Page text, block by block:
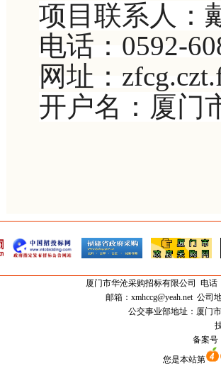
项目联系人：
电话： 0592-
网址：
开户名：厦门
厦门市华沧采购招标有限公司
电话
邮箱： xmhccg@yeah.net公司地
公交事业部地址：厦门
备案
您是本站第